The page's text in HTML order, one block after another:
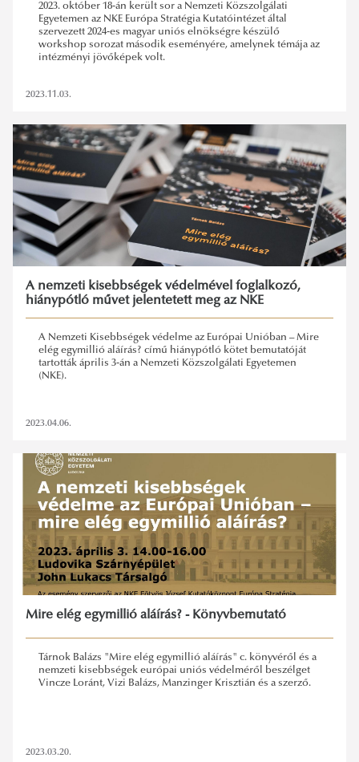
2023. október 18-án került sor a Nemzeti Közszolgálati
Egyetemen az NKE Európa Stratégia Kutatóintézet által
szervezett 2024-es magyar uniós elnökségre készülő
workshop sorozat második eseményére, amelynek témája az
intézményi jövőképek volt.
2023.11.03.
A nemzeti kisebbségek védelmével foglalkozó,
hiánypótló művet jelentetett meg az NKE
A Nemzeti Kisebbségek védelme az Európai Unióban – Mire
elég egymillió aláírás? című hiánypótló kötet bemutatóját
tartották április 3-án a Nemzeti Közszolgálati Egyetemen
(NKE).
2023.04.06.
Mire elég egymillió aláírás? - Könyvbemutató
Tárnok Balázs "Mire elég egymillió aláírás" c. könyvéről és a
nemzeti kisebbségek európai uniós védelméről beszélget
Vincze Loránt, Vizi Balázs, Manzinger Krisztián és a szerző.
2023.03.20.